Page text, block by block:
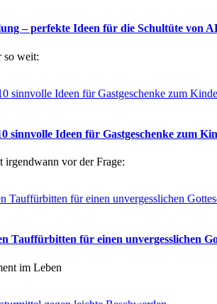
– perfekte Ideen für die Schultüte von
so weit:
sinnvolle Ideen für Gastgeschenke zum
irgendwann vor der Frage:
Tauffürbitten für einen unvergesslichen
im Leben